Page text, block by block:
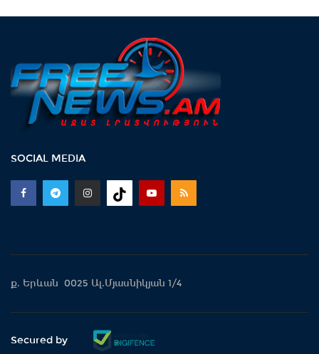
SOCIAL MEDIA
ք. Երևան 0025 Ալ.Մյասնիկյան 1/4
Secured by